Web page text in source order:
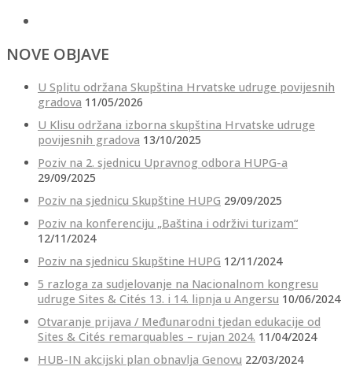
NOVE OBJAVE
U Splitu održana Skupština Hrvatske udruge povijesnih
gradova 11/05/2026
U Klisu održana izborna skupština Hrvatske udruge
povijesnih gradova 13/10/2025
Poziv na 2. sjednicu Upravnog odbora HUPG-a
29/09/2025
Poziv na sjednicu Skupštine HUPG 29/09/2025
Poziv na konferenciju „Baština i održivi turizam“
12/11/2024
Poziv na sjednicu Skupštine HUPG 12/11/2024
5 razloga za sudjelovanje na Nacionalnom kongresu
udruge Sites & Cités 13. i 14. lipnja u Angersu 10/06/2024
Otvaranje prijava / Međunarodni tjedan edukacije od
Sites & Cités remarquables – rujan 2024. 11/04/2024
HUB-IN akcijski plan obnavlja Genovu 22/03/2024